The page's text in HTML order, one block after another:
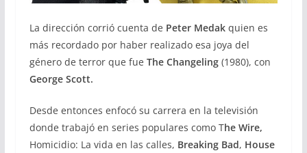
La dirección corrió cuenta de Peter Medakquien es
más recordado por haber realizado esa joya del
género de terror que fue The Changeling(1980), con
George Scott.
Desde entonces enfocó su carrera en la televisión
donde trabajó en series populares como The Wire,
Homicidio: La vida en las calles, Breaking Bad, House